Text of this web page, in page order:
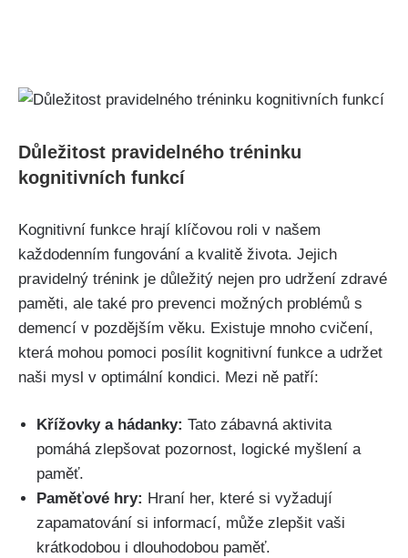
Důležitost pravidelného tréninku
kognitivních funkcí
Kognitivní funkce hrají klíčovou roli v našem
každodenním fungování a kvalitě života. Jejich
pravidelný trénink je důležitý nejen pro udržení zdravé
paměti, ale také pro prevenci možných problémů s
demencí v pozdějším věku. Existuje mnoho cvičení,
která mohou pomoci posílit kognitivní funkce a udržet
naši mysl v optimální kondici. Mezi ně patří:
Křížovky a hádanky: Tato zábavná aktivita
pomáhá zlepšovat pozornost, logické myšlení a
paměť.
Paměťové hry: Hraní her, které si vyžadují
zapamatování si informací, může zlepšit vaši
krátkodobou i dlouhodobou paměť.